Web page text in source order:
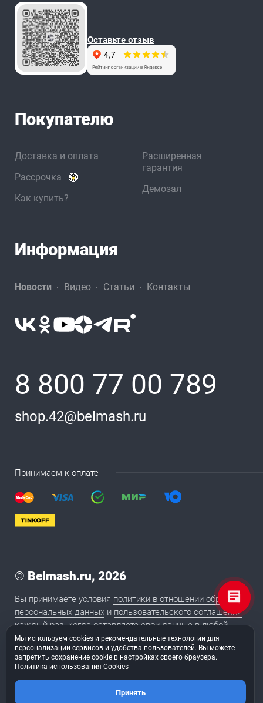
Оставьте отзыв
Покупателю
Доставка и оплата
Рассрочка
Как купить?
Расширенная
гарантия
Демозал
Информация
Новости Видео Статьи Контакты
8 800 77 00 789
shop.42@belmash.ru
Принимаем к оплате
© Belmash.ru, 2026
Вы принимаете условия политики в отношении обработки
персональных данных и пользовательского соглашения
каждый раз, когда оставляете свои данные в любой
форме обратной связи на сайте BELMASH.RU
Сайт сделан в студии «ТуФингерс
Мы используем cookies и рекомендательные технологии для
персонализации сервисов и удобства пользователей. Вы можете
запретить сохранение cookie в настройках своего браузера.
Политика использования Cookies
Принять